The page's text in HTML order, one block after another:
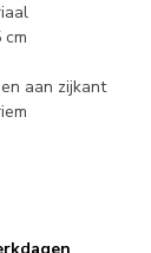
aan zijkant